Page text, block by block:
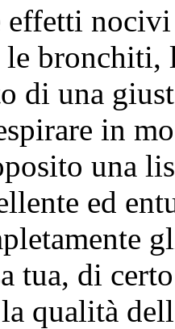
effetti
bronchiti,
di una
in
una
ed
tua, di
qualità